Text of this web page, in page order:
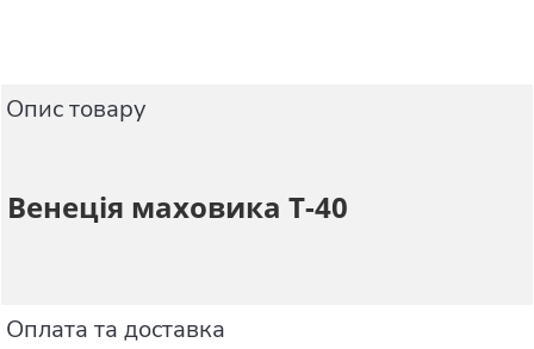
Опис товару
Венеція маховика Т-40
Оплата та доставка